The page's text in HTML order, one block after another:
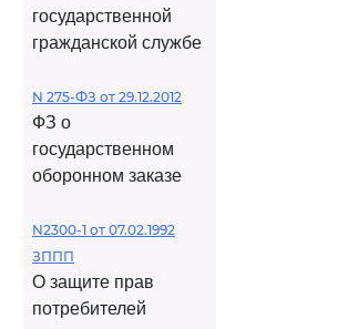
государственной
гражданской службе
N 275-ФЗ от 29.12.2012
ФЗ о
государственном
оборонном заказе
N2300-1 от 07.02.1992
ЗППП
О защите прав
потребителей